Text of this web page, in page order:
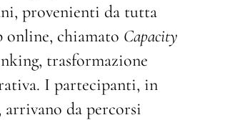
provenienti da tutta
online, chiamato Capacity
trasformazione
I partecipanti, in
da percorsi